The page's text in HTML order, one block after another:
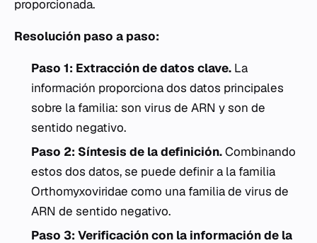
proporcionada.
Resolución paso a paso:
Paso 1: Extracción de datos clave. La
información proporciona dos datos principales
sobre la familia: son virus de ARN y son de
sentido negativo.
Paso 2: Síntesis de la definición.Combinando
estos dos datos, se puede definir a la familia
Orthomyxoviridae como una familia de virus de
ARN de sentido negativo.
Paso 3: Verificación con la información de la